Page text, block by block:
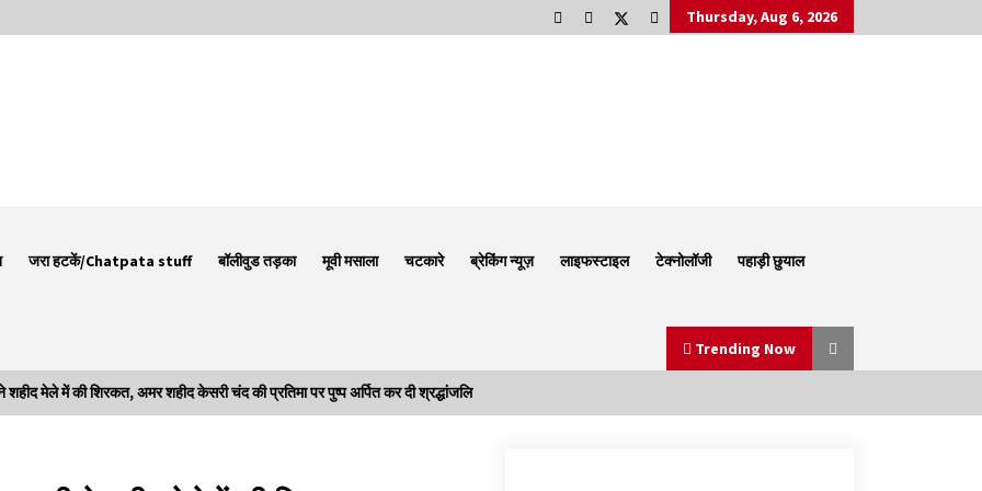
Thursday, Aug 6, 2026
जरा हटकें/Chatpata stuff बॉलीवुड तड़का मूवी मसाला चटकारे ब्रेकिंग न्यूज़ लाइफस्टाइल टेक्नोलॉजी पहाड़ी छुयाल
Trending Now
मेले में की शिरकत, अमर शहीद केसरी चंद की प्रतिमा पर पुष्प अर्पित कर दी श्रद्धांजलि